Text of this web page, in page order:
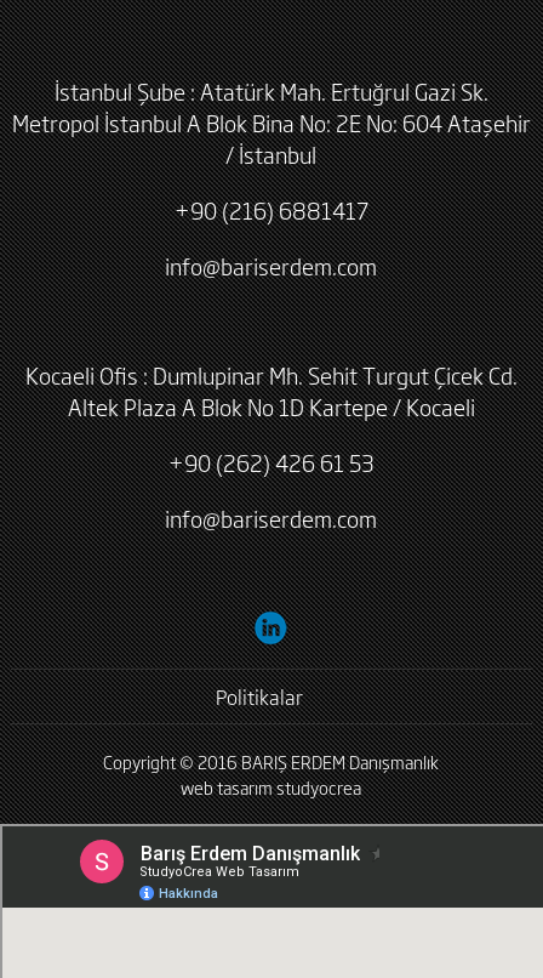
İstanbul Şube : Atatürk Mah. Ertuğrul Gazi Sk.
Metropol İstanbul A Blok Bina No: 2E No: 604 Ataşehir
/ İstanbul
+90 (216) 6881417
info@bariserdem.com
Kocaeli Ofis : Dumlupinar Mh. Sehit Turgut Çicek Cd.
Altek Plaza A Blok No 1D Kartepe / Kocaeli
+90 (262) 426 61 53
info@bariserdem.com
Politikalar
Copyright © 2016 BARIŞ ERDEM Danışmanlık
web tasarımstudyocrea